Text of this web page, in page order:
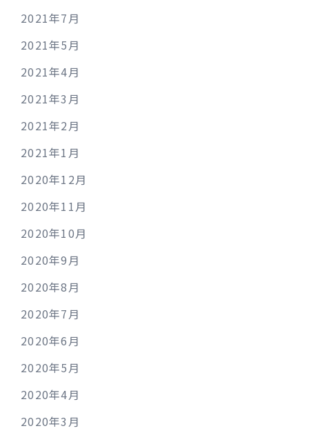
2021年7月
2021年5月
2021年4月
2021年3月
2021年2月
2021年1月
2020年12月
2020年11月
2020年10月
2020年9月
2020年8月
2020年7月
2020年6月
2020年5月
2020年4月
2020年3月